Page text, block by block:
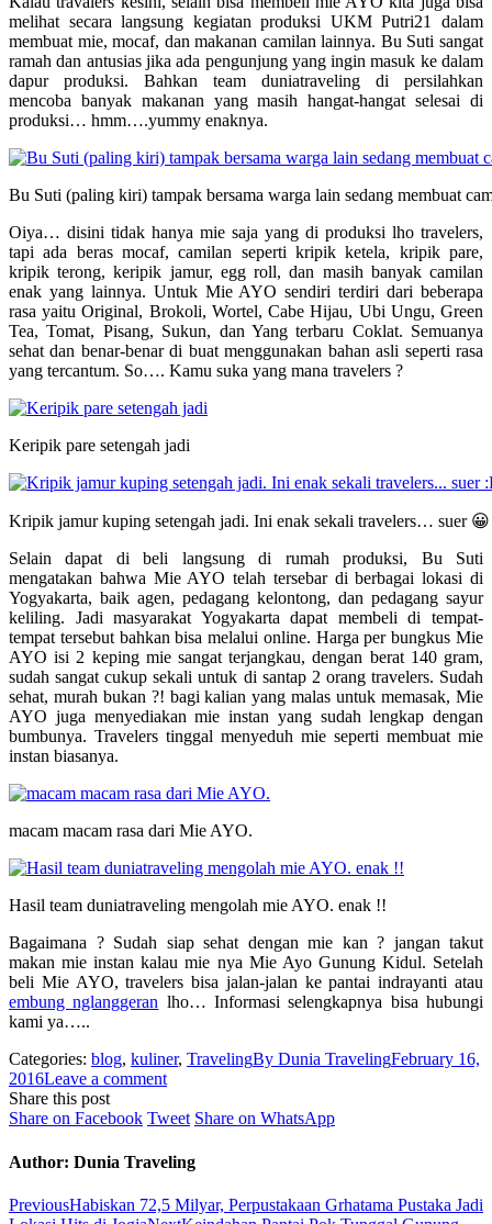
melihat secara langsung kegiatan produksi UKM Putri21 dalam
membuat mie, mocaf, dan makanan camilan lainnya. Bu Suti sangat
ramah dan antusias jika ada pengunjung yang ingin masuk ke dalam
dapur produksi. Bahkan team duniatraveling di persilahkan
mencoba banyak makanan yang masih hangat-hangat selesai di
produksi… hmm….yummy enaknya.
Bu Suti (paling kiri) tampak bersama warga lain sedang membuat
Oiya… disini tidak hanya mie saja yang di produksi lho travelers,
tapi ada beras mocaf, camilan seperti kripik ketela, kripik pare,
kripik terong, keripik jamur, egg roll, dan masih banyak camilan
enak yang lainnya. Untuk Mie AYO sendiri terdiri dari beberapa
rasa yaitu Original, Brokoli, Wortel, Cabe Hijau, Ubi Ungu, Green
Tea, Tomat, Pisang, Sukun, dan Yang terbaru Coklat. Semuanya
sehat dan benar-benar di buat menggunakan bahan asli seperti rasa
yang tercantum. So…. Kamu suka yang mana travelers ?
Keripik pare setengah jadi
Kripik jamur kuping setengah jadi. Ini enak sekali travelers… suer 😀
Selain dapat di beli langsung di rumah produksi, Bu Suti
mengatakan bahwa Mie AYO telah tersebar di berbagai lokasi di
Yogyakarta, baik agen, pedagang kelontong, dan pedagang sayur
keliling. Jadi masyarakat Yogyakarta dapat membeli di tempat-
tempat tersebut bahkan bisa melalui online. Harga per bungkus Mie
AYO isi 2 keping mie sangat terjangkau, dengan berat 140 gram,
sudah sangat cukup sekali untuk di santap 2 orang travelers. Sudah
sehat, murah bukan ?! bagi kalian yang malas untuk memasak, Mie
AYO juga menyediakan mie instan yang sudah lengkap dengan
bumbunya. Travelers tinggal menyeduh mie seperti membuat mie
instan biasanya.
macam macam rasa dari Mie AYO.
Hasil team duniatraveling mengolah mie AYO. enak !!
Bagaimana ? Sudah siap sehat dengan mie kan ? jangan takut
makan mie instan kalau mie nya Mie Ayo Gunung Kidul. Setelah
beli Mie AYO, travelers bisa jalan-jalan ke pantai indrayanti atau
embung nglanggeran lho… Informasi selengkapnya bisa hubungi
kami ya…..
Categories: blog, kuliner, TravelingBy Dunia TravelingFebruary 16,
2016Leave a comment
Share this post
Share on FacebookShare
Facebook
TweetShare
Twitter
Share on WhatsAppShare
Author: Dunia Traveling
Post
PreviousPrevious
Habiskan 72,5 Milyar, Perpustakaan Grhatama Pustaka Jadi